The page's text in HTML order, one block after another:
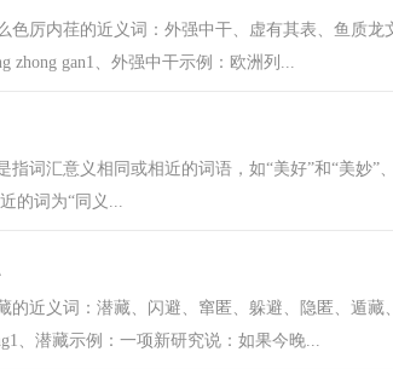
色厉内荏的近义词：外强中干、虚有其表、鱼质
zhong gan1、外强中干示例：欧洲列...
词汇意义相同或相近的词语，如“美好”和“美妙”
的词为“同义...
的近义词：潜藏、闪避、窜匿、躲避、隐匿、遁
、潜藏示例：一项新研究说：如果今晚...